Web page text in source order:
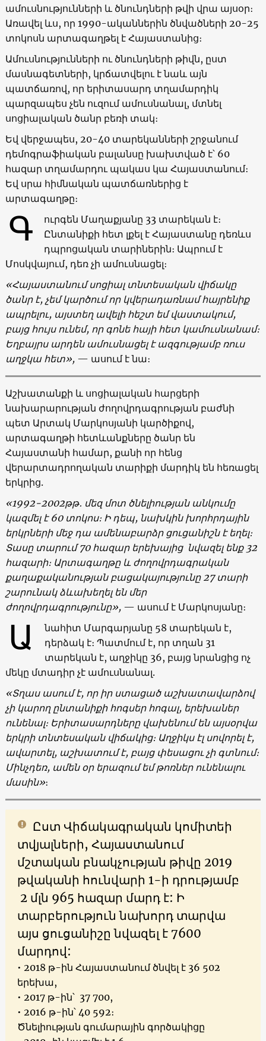
ամուսնությունների և ծնունդների թվի վրա այսօր։
Առավել ևս, որ 1990-ականներին ծնվածների 20-25
տոկոսն արտագաղթել է Հայաստանից։
Ամուսնությունների ու ծնունդների թիվն, ըստ
մասնագետների, կրճատվելու է նաև այն
պատճառով, որ երիտասարդ տղամարդիկ
պարզապես չեն ուզում ամուսնանալ, մտնել
սոցիալական ծանր բեռի տակ։
Եվ վերջապես, 20-40 տարեկանների շրջանում
դեմոգրաֆիական բալանսը խախտված է՝ 60
հազար տղամարդու պակաս կա Հայաստանում։
Եվ սրա հիմնական պատճառներից է
արտագաղթը։
Գ
ուրգեն Մաղաքյանը 33 տարեկան է։
Ընտանիքի հետ լքել է Հայաստանը դեռևս
դպրոցական տարիներին։ Ապրում է
Մոսկվայում, դեռ չի ամուսնացել։
«Հայաստանում սոցիալ տնտեսական վիճակը
ծանր է, չեմ կարծում որ կվերադառնամ հայրենիք
ապրելու, այստեղ ավելի հեշտ եմ վաստակում,
բայց հույս ունեմ, որ գոնե հայի հետ կամուսնանամ։
Եղբայրս արդեն ամուսնացել է ազգությամբ ռուս
աղջկա հետ»,— ասում է նա։
Աշխատանքի և սոցիալական հարցերի
նախարարության ժողովրդագրության բաժնի
պետ Արտակ Մարկոսյանի կարծիքով,
արտագաղթի հետևանքները ծանր են
Հայաստանի համար, քանի որ հենց
վերարտադրողական տարիքի մարդիկ են հեռացել
երկրից.
«1992-2002թթ․ մեզ մոտ ծնելիության անկումը
կազմել է60 տոկոս։ Ի դեպ, նախկին խորհրդային
երկրների մեջ դա ամենաբարձր ցուցանիշն է եղել։
Տասը տարում70 հազար երեխայից նվազել ենք32
հազարի։ Արտագաղթը և ժողովրդագրական
քաղաքականության բացակայությունը27 տարի
շարունակ ձևախեղել են մեր
ժողովրդագրությունը», — ասում է Մարկոսյանը։
Ա
նահիտ Մարգարյանը 58 տարեկան է,
դերձակ է։ Պատմում է, որ տղան 31
տարեկան է, աղջիկը 36, բայց նրանցից ոչ
մեկը մտադիր չէ ամուսնանալ.
«Տղաս ասում է, որ իր ստացած աշխատավարձով
չի կարող ընտանիքի հոգսեր հոգալ, երեխաներ
ունենալ։ Երիտասարդները վախենում են այսօրվա
երկրի տնտեսական վիճակից։ Աղջիկս էլ սովորել է,
ավարտել, աշխատում է, բայց փեսացու չի գտնում։
Մինչդեռ, ամեն օր երազում եմ թոռներ ունենալու
մասին»։
Ըստ Վիճակագրական կոմիտեի
տվյալների, Հայաստանում
մշտական բնակչության թիվը 2019
թվականի հունվարի 1-ի դրությամբ
2 մլն 965 հազար մարդ է: Ի
տարբերություն նախորդ տարվա
այս ցուցանիշը նվազել է 7600
մարդով:
• 2018 թ-ին Հայաստանում ծնվել է 36 502
երեխա,
• 2017 թ-ին՝ 37 700,
• 2016 թ-ին՝ 40 592։
Ծնելիության գումարային գործակիցը